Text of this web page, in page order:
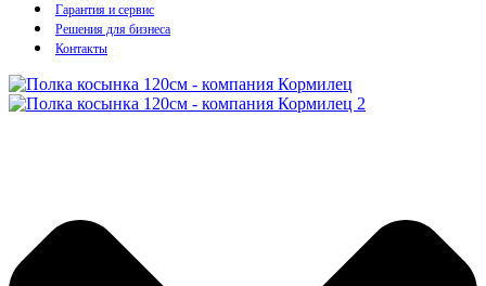
Гарантия и сервис
Решения для бизнеса
Контакты